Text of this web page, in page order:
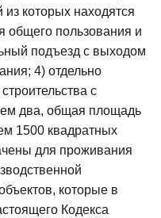
которых находятся
общего пользования и
подъезд с выходом
4) отдельно
с
два, общая площадь
1500 квадратных
для проживания
которые в
Кодекса